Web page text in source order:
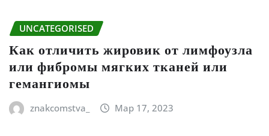
UNCATEGORISED
Как отличить жировик от лимфоузла
или фибромы мягких тканей или
гемангиомы
znakcomstva_ Мар 17, 2023